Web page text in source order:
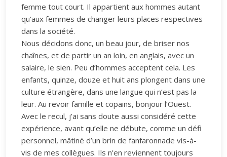
femme tout court. Il appartient aux hommes autant
qu’aux femmes de changer leurs places respectives
dans la société.
Nous décidons donc, un beau jour, de briser nos
chaînes, et de partir un an loin, en anglais, avec un
salaire, le sien. Peu d’hommes acceptent cela. Les
enfants, quinze, douze et huit ans plongent dans une
culture étrangère, dans une langue qui n’est pas la
leur. Au revoir famille et copains, bonjour l’Ouest.
Avec le recul, j’ai sans doute aussi considéré cette
expérience, avant qu’elle ne débute, comme un défi
personnel, mâtiné d’un brin de fanfaronnade vis-à-
vis de mes collègues. Ils n’en reviennent toujours